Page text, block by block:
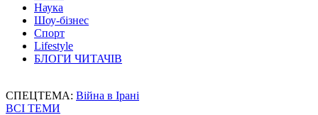
Наука
Шоу-бізнес
Спорт
Lifestyle
БЛОГИ ЧИТАЧІВ
СПЕЦТЕМА: Війна в Ірані
ВСІ ТЕМИ